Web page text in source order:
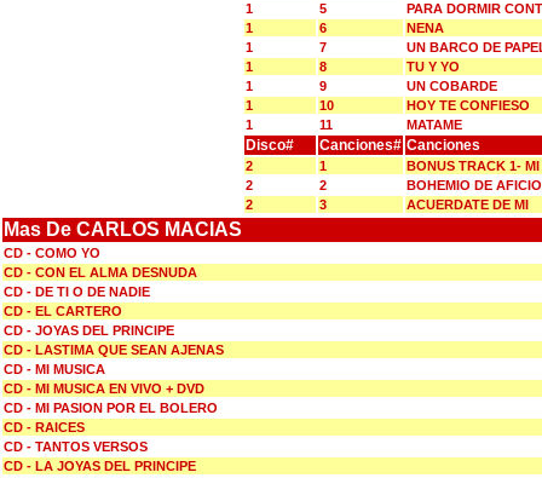
1
5
PARA DORMIR
1
6
NENA
1
7
UN BARCO DE
1
8
TU Y YO
1
9
UN COBARDE
1
10
HOY TE CONFIESO
1
11 MATAME
Disco# Canciones# Canciones
2 1
BONUS TRACK 1-
2
2
BOHEMIO DE
2
3 ACUERDATE DE MI
Mas De CARLOS MACIAS
CD - COMO YO
CD - CON EL ALMA DESNUDA
CD - DE TI O DE NADIE
CD - EL CARTERO
CD - JOYAS DEL PRINCIPE
CD - LASTIMA QUE SEAN AJENAS
CD - MI MUSICA
CD - MI MUSICA EN VIVO + DVD
CD - MI PASION POR EL BOLERO
CD - RAICES
CD - TANTOS VERSOS
CD - LA JOYAS DEL PRINCIPE